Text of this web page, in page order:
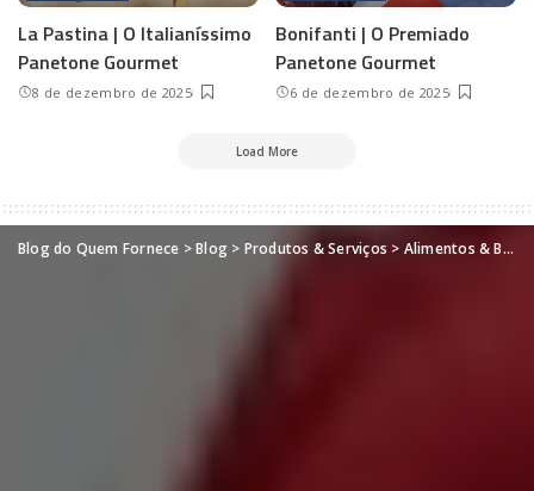
La Pastina | O Italianíssimo
Panetone Gourmet
8 de dezembro de 2025
Bonifanti | O Premiado
Panetone Gourmet
6 de dezembro de 2025
Load More
Blog do Quem Fornece >Blog > Produtos & Serviços > Alimentos & Bebidas